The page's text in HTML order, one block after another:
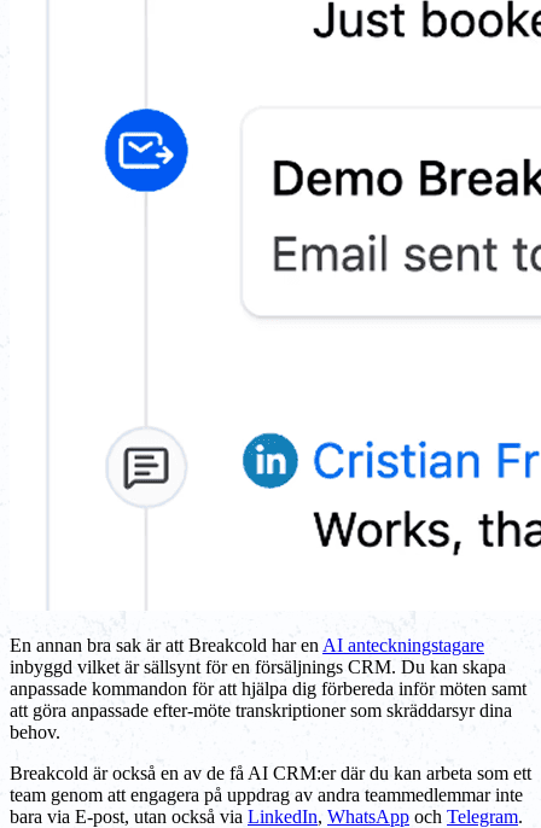
En annan bra sak är att Breakcold har en AI anteckningstagare
inbyggd vilket är sällsynt för en försäljnings CRM. Du kan skapa
anpassade kommandon för att hjälpa dig förbereda inför möten samt
att göra anpassade efter-möte transkriptioner som skräddarsyr dina
behov.
Breakcold är också en av de få AI CRM:er där du kan arbeta som ett
team genom att engagera på uppdrag av andra teammedlemmar inte
bara via E-post, utan också via LinkedIn, WhatsApp och Telegram.